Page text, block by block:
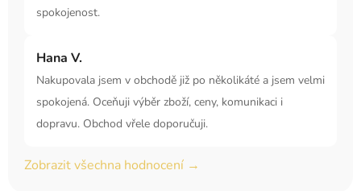
spokojenost.
Hana V.
Nakupovala jsem v obchodě již po několikáté a jsem velmi
spokojená. Oceňuji výběr zboží, ceny, komunikaci i
dopravu. Obchod vřele doporučuji.
Zobrazit všechna hodnocení →